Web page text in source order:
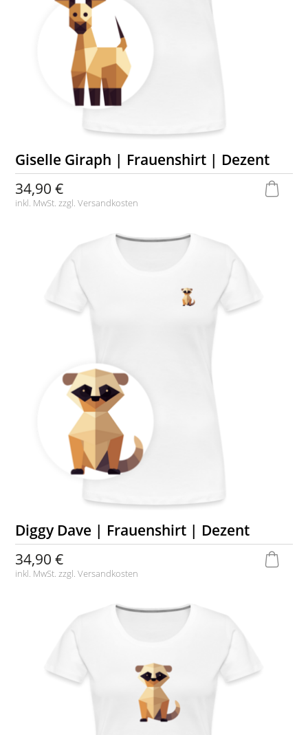
Giselle Giraph | Frauenshirt | Dezent
34,90 €
inkl. MwSt. zzgl.Versandkosten
Diggy Dave | Frauenshirt | Dezent
34,90 €
inkl. MwSt. zzgl.Versandkosten